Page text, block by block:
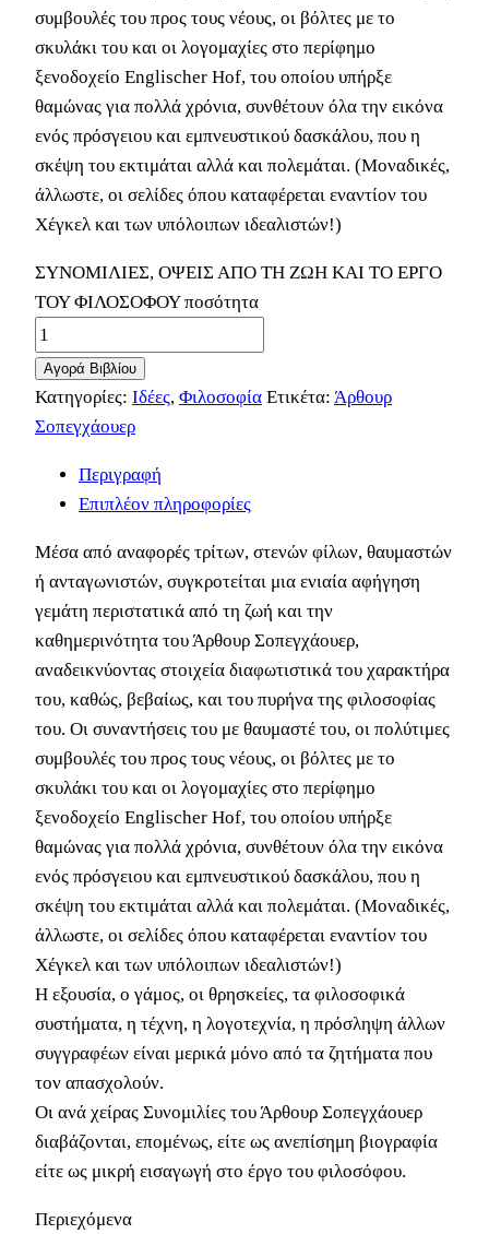
συμβουλές του προς τους νέους, οι βόλτες με το
σκυλάκι του και οι λογομαχίες στο περίφημο
ξενοδοχείο Englischer Hof, του οποίου υπήρξε
θαμώνας για πολλά χρόνια, συνθέτουν όλα την εικόνα
ενός πρόσγειου και εμπνευστικού δασκάλου, που η
σκέψη του εκτιμάται αλλά και πολεμάται. (Μοναδικές,
άλλωστε, οι σελίδες όπου καταφέρεται εναντίον του
Χέγκελ και των υπόλοιπων ιδεαλιστών!)
ΣΥΝΟΜΙΛΙΕΣ, ΟΨΕΙΣ ΑΠΟ ΤΗ ΖΩΗ ΚΑΙ ΤΟ ΕΡΓΟ
ΤΟΥ ΦΙΛΟΣΟΦΟΥ ποσότητα
Αγορά Βιβλίου
Κατηγορίες: Ιδέες, Φιλοσοφία Ετικέτα: Άρθουρ
Σοπεγχάουερ
Περιγραφή
Επιπλέον πληροφορίες
Μέσα από αναφορές τρίτων, στενών φίλων, θαυμαστών
ή ανταγωνιστών, συγκροτείται μια ενιαία αφήγηση
γεμάτη περιστατικά από τη ζωή και την
καθημερινότητα του Άρθουρ Σοπεγχάουερ,
αναδεικνύοντας στοιχεία διαφωτιστικά του χαρακτήρα
του, καθώς, βεβαίως, και του πυρήνα της φιλοσοφίας
του. Οι συναντήσεις του με θαυμαστέ του, οι πολύτιμες
συμβουλές του προς τους νέους, οι βόλτες με το
σκυλάκι του και οι λογομαχίες στο περίφημο
ξενοδοχείο Englischer Hof, του οποίου υπήρξε
θαμώνας για πολλά χρόνια, συνθέτουν όλα την εικόνα
ενός πρόσγειου και εμπνευστικού δασκάλου, που η
σκέψη του εκτιμάται αλλά και πολεμάται. (Μοναδικές,
άλλωστε, οι σελίδες όπου καταφέρεται εναντίον του
Χέγκελ και των υπόλοιπων ιδεαλιστών!)
Η εξουσία, ο γάμος, οι θρησκείες, τα φιλοσοφικά
συστήματα, η τέχνη, η λογοτεχνία, η πρόσληψη άλλων
συγγραφέων είναι μερικά μόνο από τα ζητήματα που
τον απασχολούν.
Οι ανά χείρας Συνομιλίες του Άρθουρ Σοπεγχάουερ
διαβάζονται, επομένως, είτε ως ανεπίσημη βιογραφία
είτε ως μικρή εισαγωγή στο έργο του φιλοσόφου.
Περιεχόμενα